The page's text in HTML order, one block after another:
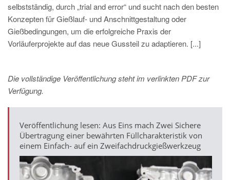
EN
KO
selbstständig, durch „trial and error“ und sucht nach den besten
Konzepten für Gießlauf- und Anschnittgestaltung oder
Gießbedingungen, um die erfolgreiche Praxis der
Vorläuferprojekte auf das neue Gussteil zu adaptieren. [...]
Die vollständige Veröffentlichung steht im verlinkten PDF zur
Verfügung.
Veröffentlichung lesen: Aus Eins mach Zwei Sichere
Übertragung einer bewährten Füllcharakteristik von
einem Einfach- auf ein Zweifachdruckgießwerkzeug